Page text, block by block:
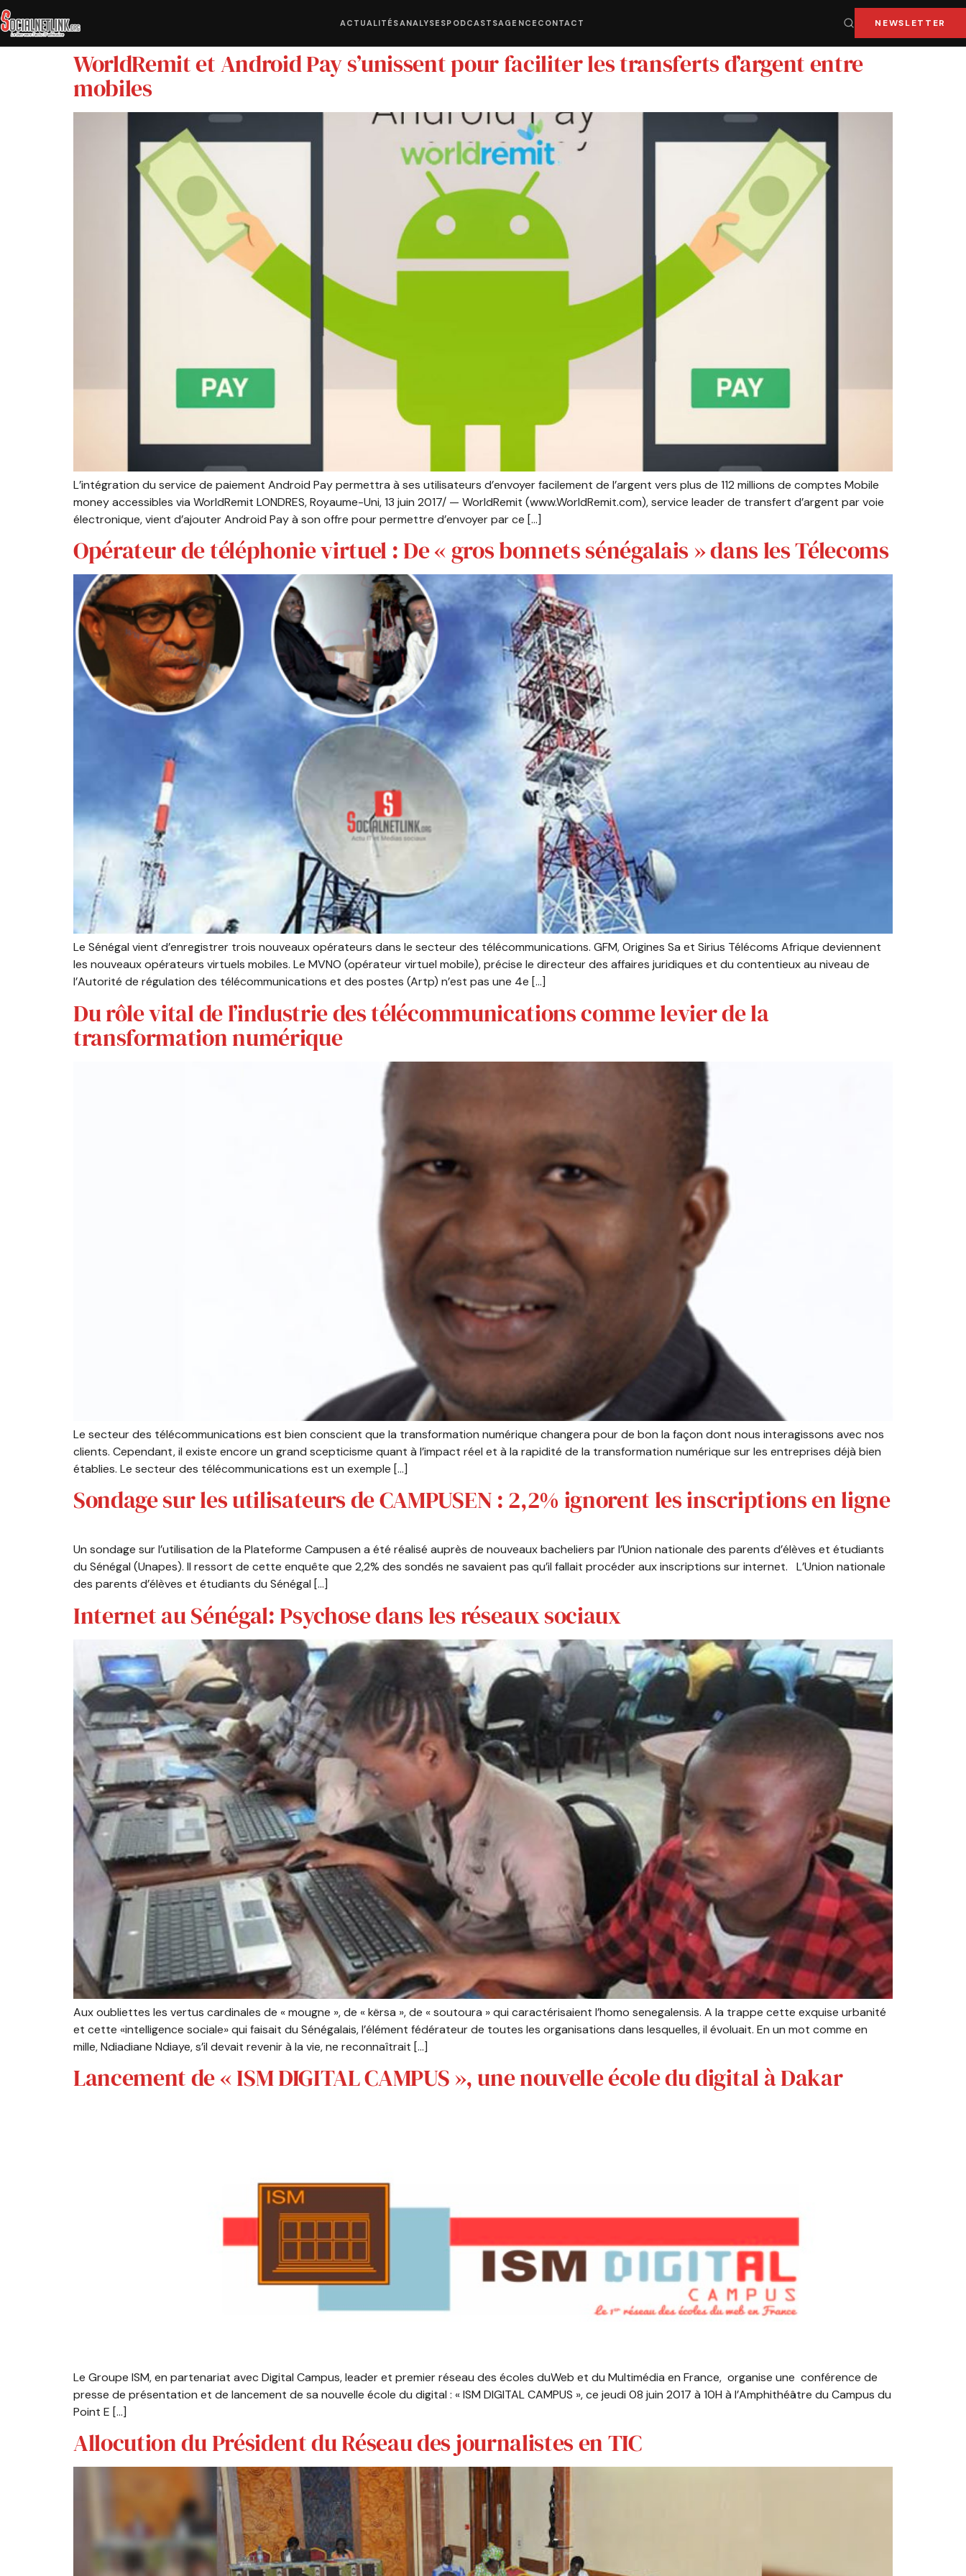
ACTUALITÉSANALYSESPODCASTSAGENCE CONTACT NEWSLETTER
WorldRemit et Android Pay s’unissent pour faciliter les transferts d’argent entre
mobiles
L’intégration du service de paiement Android Pay permettra à ses utilisateurs d’envoyer facilement de l’argent vers plus de 112 millions de comptes Mobile
money accessibles via WorldRemit LONDRES, Royaume-Uni, 13 juin 2017/ — WorldRemit (www.WorldRemit.com), service leader de transfert d’argent par voie
électronique, vient d’ajouter Android Pay à son offre pour permettre d’envoyer par ce […]
Opérateur de téléphonie virtuel : De « gros bonnets sénégalais » dans les Télecoms
Le Sénégal vient d’enregistrer trois nouveaux opérateurs dans le secteur des télécommunications. GFM, Origines Sa et Sirius Télécoms Afrique deviennent
les nouveaux opérateurs virtuels mobiles. Le MVNO (opérateur virtuel mobile), précise le directeur des affaires juridiques et du contentieux au niveau de
l’Autorité de régulation des télécommunications et des postes (Artp) n’est pas une 4e […]
Du rôle vital de l’industrie des télécommunications comme levier de la
transformation numérique
Le secteur des télécommunications est bien conscient que la transformation numérique changera pour de bon la façon dont nous interagissons avec nos
clients. Cependant, il existe encore un grand scepticisme quant à l’impact réel et à la rapidité de la transformation numérique sur les entreprises déjà bien
établies. Le secteur des télécommunications est un exemple […]
Sondage sur les utilisateurs de CAMPUSEN : 2,2% ignorent les inscriptions en ligne
Un sondage sur l’utilisation de la Plateforme Campusen a été réalisé auprès de nouveaux bacheliers par l’Union nationale des parents d’élèves et étudiants
du Sénégal (Unapes). Il ressort de cette enquête que 2,2% des sondés ne savaient pas qu’il fallait procéder aux inscriptions sur internet. L’Union nationale
des parents d’élèves et étudiants du Sénégal […]
Internet au Sénégal: Psychose dans les réseaux sociaux
Aux oubliettes les vertus cardinales de « mougne », de « kërsa », de « soutoura » qui caractérisaient l’homo senegalensis. A la trappe cette exquise urbanité
et cette «intelligence sociale» qui faisait du Sénégalais, l’élément fédérateur de toutes les organisations dans lesquelles, il évoluait. En un mot comme en
mille, Ndiadiane Ndiaye, s’il devait revenir à la vie, ne reconnaîtrait […]
Lancement de « ISM DIGITAL CAMPUS », une nouvelle école du digital à Dakar
Le Groupe ISM, en partenariat avec Digital Campus, leader et premier réseau des écoles duWeb et du Multimédia en France, organise une conférence de
presse de présentation et de lancement de sa nouvelle école du digital : « ISM DIGITAL CAMPUS », ce jeudi 08 juin 2017 à 10H à l’Amphithéâtre du Campus du
Point E […]
Allocution du Président du Réseau des journalistes en TIC